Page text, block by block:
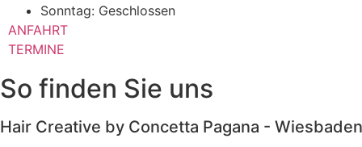
Sonntag: Geschlossen
ANFAHRT
TERMINE
So finden Sie uns
Hair Creative by Concetta Pagana - Wiesbaden